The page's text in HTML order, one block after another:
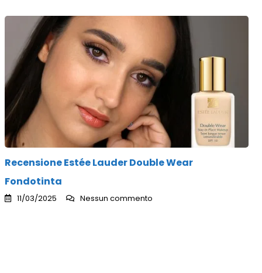
Recensione Estée Lauder Double Wear
Fondotinta
11/03/2025 Nessun commento